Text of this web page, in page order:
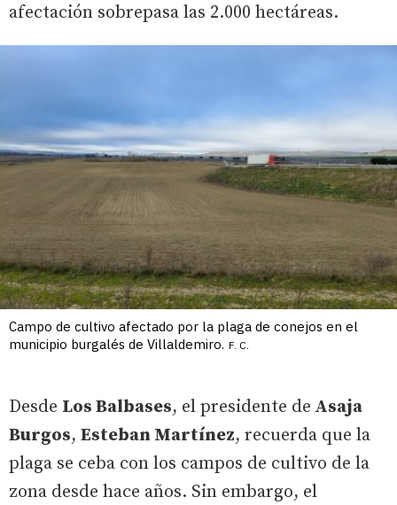
afectación sobrepasa las 2.000 hectáreas.
Campo de cultivo afectado por la plaga de conejos en el
municipio burgalés de Villaldemiro. F. C.
Desde Los Balbases, el presidente de Asaja
Burgos, Esteban Martínez, recuerda que la
plaga se ceba con los campos de cultivo de la
zona desde hace años. Sin embargo, el